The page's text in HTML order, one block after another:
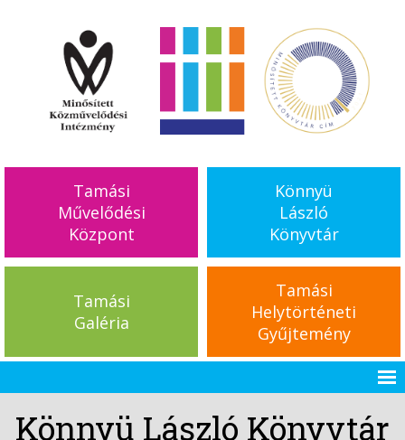
Tamási
Művelődési
Központ
Könnyü
László
Könyvtár
Tamási
Galéria
Tamási
Helytörténeti
Gyűjtemény
Könnyü László Könyvtár